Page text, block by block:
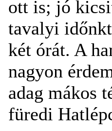
ott is; jó
tavalyi
két órát. A
nagyon
adag mákos
füredi